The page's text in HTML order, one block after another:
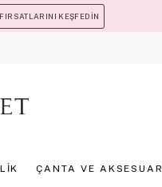
KEŞFEDİN
ÇANTA VE AKSESUAR